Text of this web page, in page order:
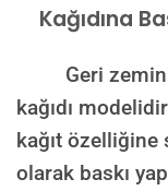
Kağıdına
Geri zeminli
kağıdı
kağıt özelliğine
olarak baskı